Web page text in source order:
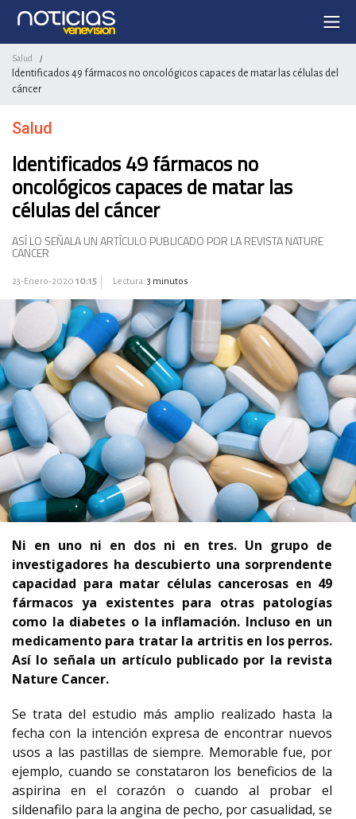
Salud /
Identificados 49 fármacos no oncológicos capaces de matar las células del
cáncer
Salud
Identificados 49 fármacos no
oncológicos capaces de matar las
células del cáncer
ASÍ LO SEÑALA UN ARTÍCULO PUBLICADO POR LA REVISTA NATURE
CANCER
23-Enero-2020 10:15 Lectura: 3 minutos
Ni en uno ni en dos ni en tres. Un grupo de
investigadores ha descubierto una sorprendente
capacidad para matar células cancerosas en 49
fármacos ya existentes para otras patologías
como la diabetes o la inflamación. Incluso en un
medicamento para tratar la artritis en los perros.
Así lo señala un artículo publicado por la revista
Nature Cancer.
Se trata del estudio más amplio realizado hasta la
fecha con la intención expresa de encontrar nuevos
usos a las pastillas de siempre. Memorable fue, por
ejemplo, cuando se constataron los beneficios de la
aspirina en el corazón o cuando al probar el
sildenafilo para la angina de pecho, por casualidad, se